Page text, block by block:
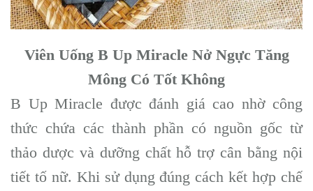
Viên Uống B Up Miracle Nở Ngực Tăng
Mông Có Tốt Không
B Up Miracle được đánh giá cao nhờ công
thức chứa các thành phần có nguồn gốc từ
thảo dược và dưỡng chất hỗ trợ cân bằng nội
tiết tố nữ. Khi sử dụng đúng cách kết hợp chế